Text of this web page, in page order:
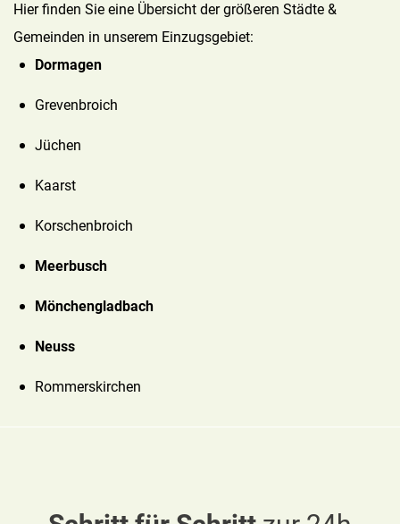
Hier finden Sie eine Übersicht der größeren Städte &
Gemeinden in unserem Einzugsgebiet:
Dormagen
Grevenbroich
Jüchen
Kaarst
Korschenbroich
Meerbusch
Mönchengladbach
Neuss
Rommerskirchen